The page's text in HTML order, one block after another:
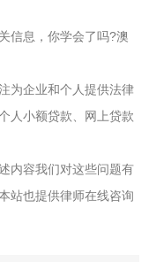
信息，你学会了吗?澳
为企业和个人提供法律
人小额贷款、网上贷款
内容我们对这些问题有
站也提供律师在线咨询